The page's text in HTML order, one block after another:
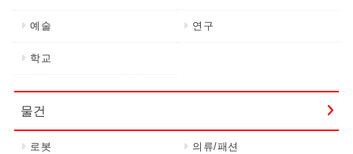
예술 연구
학교
물건
로봇 의류/패션